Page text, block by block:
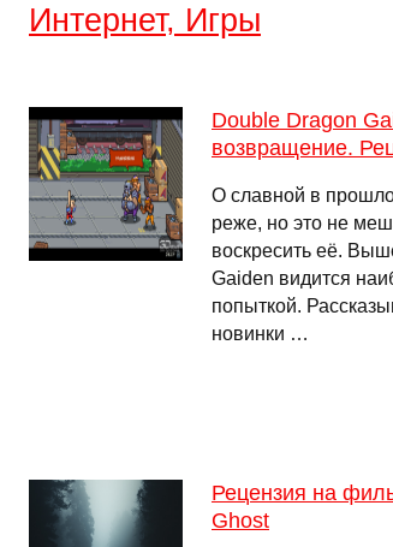
Интернет, Игры
Double Dragon
возвращение.
О славной в
реже, но это не
воскресить её.
Gaiden видится
попыткой.
новинки …
Рецензия на
Ghost